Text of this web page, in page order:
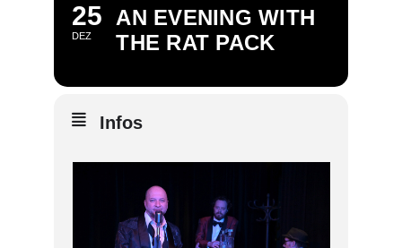
25
DEZ
AN EVENING WITH
THE RAT PACK
Infos